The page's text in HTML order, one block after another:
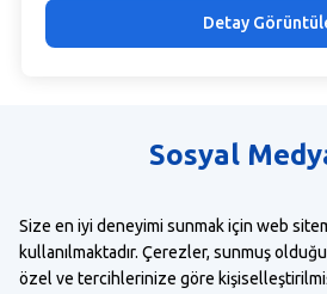
Detay
Size en iyi deneyimi sunmak için web
kullanılmaktadır. Çerezler, sunmuş
özel ve tercihlerinize göre
Sosyal
her yeni fırsattan